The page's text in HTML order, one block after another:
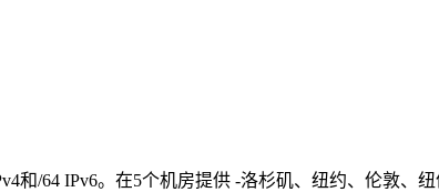
和/64 IPv6。在5个机房提供 -洛杉矶、纽约、伦敦、